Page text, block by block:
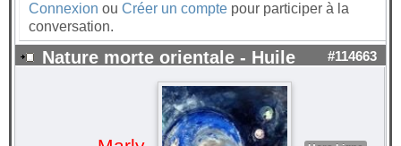
Connexion ou Créer un compte pour participer à la
conversation.
Nature morte orientale - Huile #114663